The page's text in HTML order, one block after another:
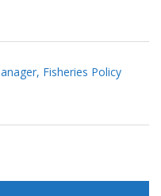
Fisheries Policy